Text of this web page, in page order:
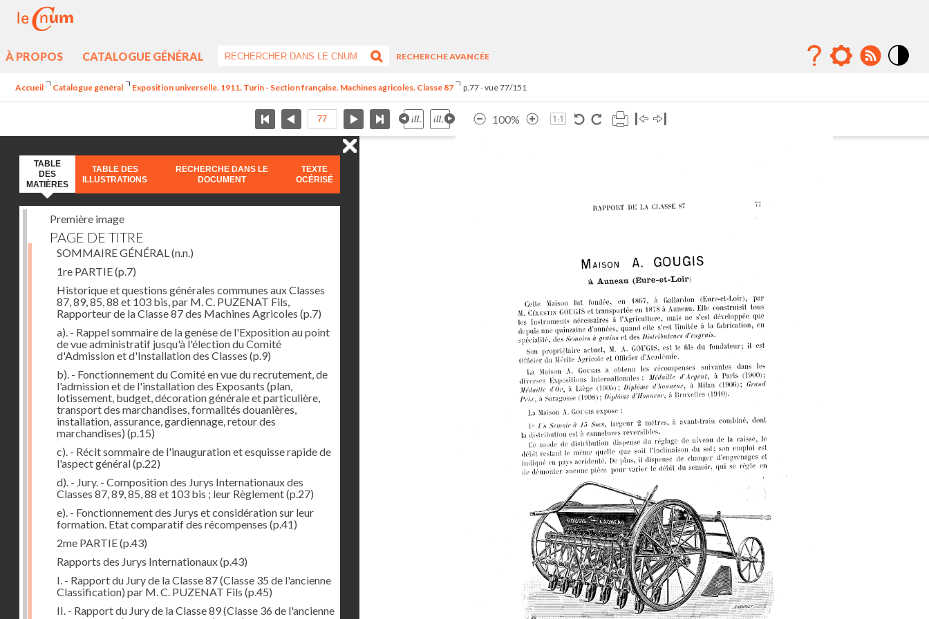
À PROPOS CATALOGUE GÉNÉRAL
RECHERCHE AVANCÉE
Accueil Catalogue général Exposition universelle. 1911. Turin - Section française. Machines agricoles. Classe 87 p.77 - vue 77/151
100%
TABLE
DES
MATIÈRES
TABLE DES
ILLUSTRATIONS
RECHERCHE DANS LE
DOCUMENT
TEXTE
OCÉRISÉ
Première image
PAGE DE TITRE
SOMMAIRE GÉNÉRAL(n.n.)
1re PARTIE(p.7)
Historique et questions générales communes aux Classes
87, 89, 85, 88 et 103 bis, par M. C. PUZENAT Fils,
Rapporteur de la Classe 87 des Machines Agricoles (p.7)
a). - Rappel sommaire de la genèse de l'Exposition au point
de vue administratif jusqu'à l'élection du Comité
d'Admission et d'Installation des Classes (p.9)
b). - Fonctionnement du Comité en vue du recrutement, de
l'admission et de l'installation des Exposants (plan,
lotissement, budget, décoration générale et particulière,
transport des marchandises, formalités douanières,
installation, assurance, gardiennage, retour des
marchandises) (p.15)
c). - Récit sommaire de l'inauguration et esquisse rapide de
l'aspect général(p.22)
d). - Jury. - Composition des Jurys Internationaux des
Classes 87, 89, 85, 88 et 103 bis ; leur Règlement(p.27)
e). - Fonctionnement des Jurys et considération sur leur
formation. Etat comparatif des récompenses (p.41)
2me PARTIE(p.43)
Rapports des Jurys Internationaux(p.43)
I. - Rapport du Jury de la Classe 87 (Classe 35 de l'ancienne
Classification) par M. C. PUZENAT Fils (p.45)
II. - Rapport du Jury de la Classe 89 (Classe 36 de l'ancienne